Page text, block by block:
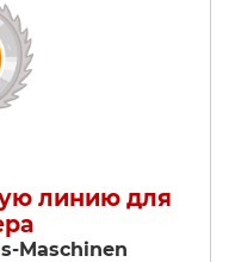
линию для
Maschinen